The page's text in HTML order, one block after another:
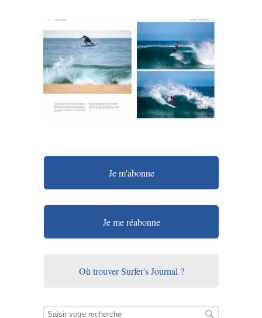
Je m'abonne
Je me réabonne
Où trouver Surfer's Journal ?